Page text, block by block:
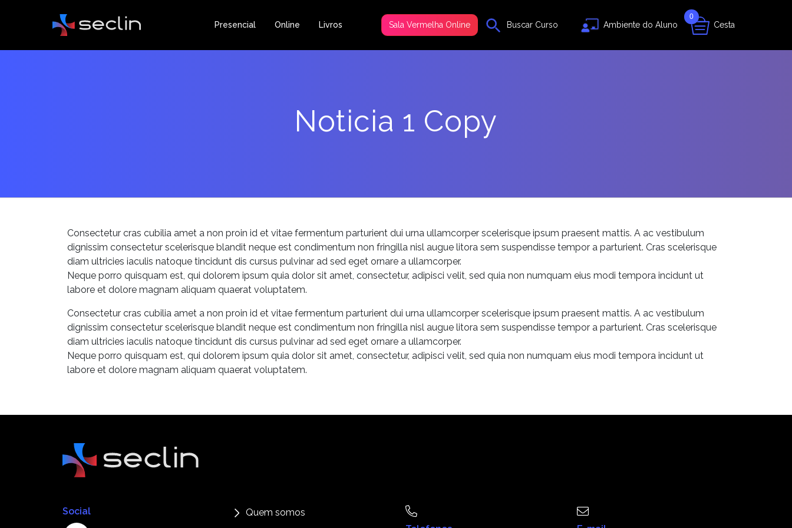
Presencial Online Livros Sala Vermelha Online Buscar Curso Ambiente do Aluno
0
Cesta
Noticia 1 Copy
Consectetur cras cubilia amet a non proin id et vitae fermentum parturient dui urna ullamcorper scelerisque ipsum praesent mattis. A ac vestibulum
dignissim consectetur scelerisque blandit neque est condimentum non fringilla nisl augue litora sem suspendisse tempor a parturient. Cras scelerisque
diam ultricies iaculis natoque tincidunt dis cursus pulvinar ad sed eget ornare a ullamcorper.
Neque porro quisquam est, qui dolorem ipsum quia dolor sit amet, consectetur, adipisci velit, sed quia non numquam eius modi tempora incidunt ut
labore et dolore magnam aliquam quaerat voluptatem.
Consectetur cras cubilia amet a non proin id et vitae fermentum parturient dui urna ullamcorper scelerisque ipsum praesent mattis. A ac vestibulum
dignissim consectetur scelerisque blandit neque est condimentum non fringilla nisl augue litora sem suspendisse tempor a parturient. Cras scelerisque
diam ultricies iaculis natoque tincidunt dis cursus pulvinar ad sed eget ornare a ullamcorper.
Neque porro quisquam est, qui dolorem ipsum quia dolor sit amet, consectetur, adipisci velit, sed quia non numquam eius modi tempora incidunt ut
labore et dolore magnam aliquam quaerat voluptatem.
Social
Quem somos